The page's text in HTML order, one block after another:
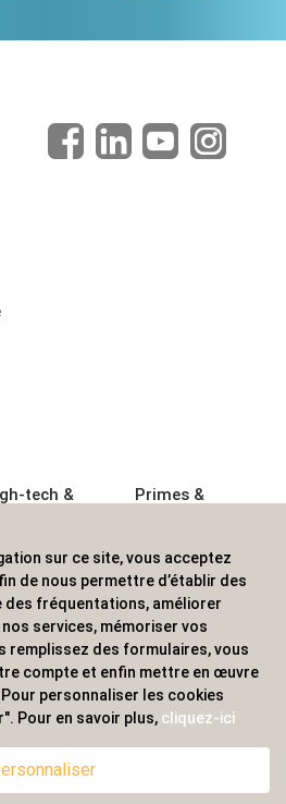
tech &
&
Primes &
Boisson
Textile &
Casquette
Accessoires de
publicitaires, pour les
nationale, une
sur ce site, vous acceptez
de nous permettre d’établir des
fréquentations, améliorer
nos services, mémoriser vos
remplissez des formulaires, vous
compte et enfin mettre en œuvre
personnaliser les cookies
Pour en savoir plus, cliquez-ici